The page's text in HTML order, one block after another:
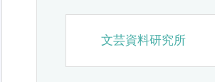
文芸資料研究所